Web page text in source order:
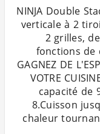
NINJA Double
verticale à 2
2 grilles,
GAGNEZ DE
VOTRE
capacité de
8.Cuisson
chaleur